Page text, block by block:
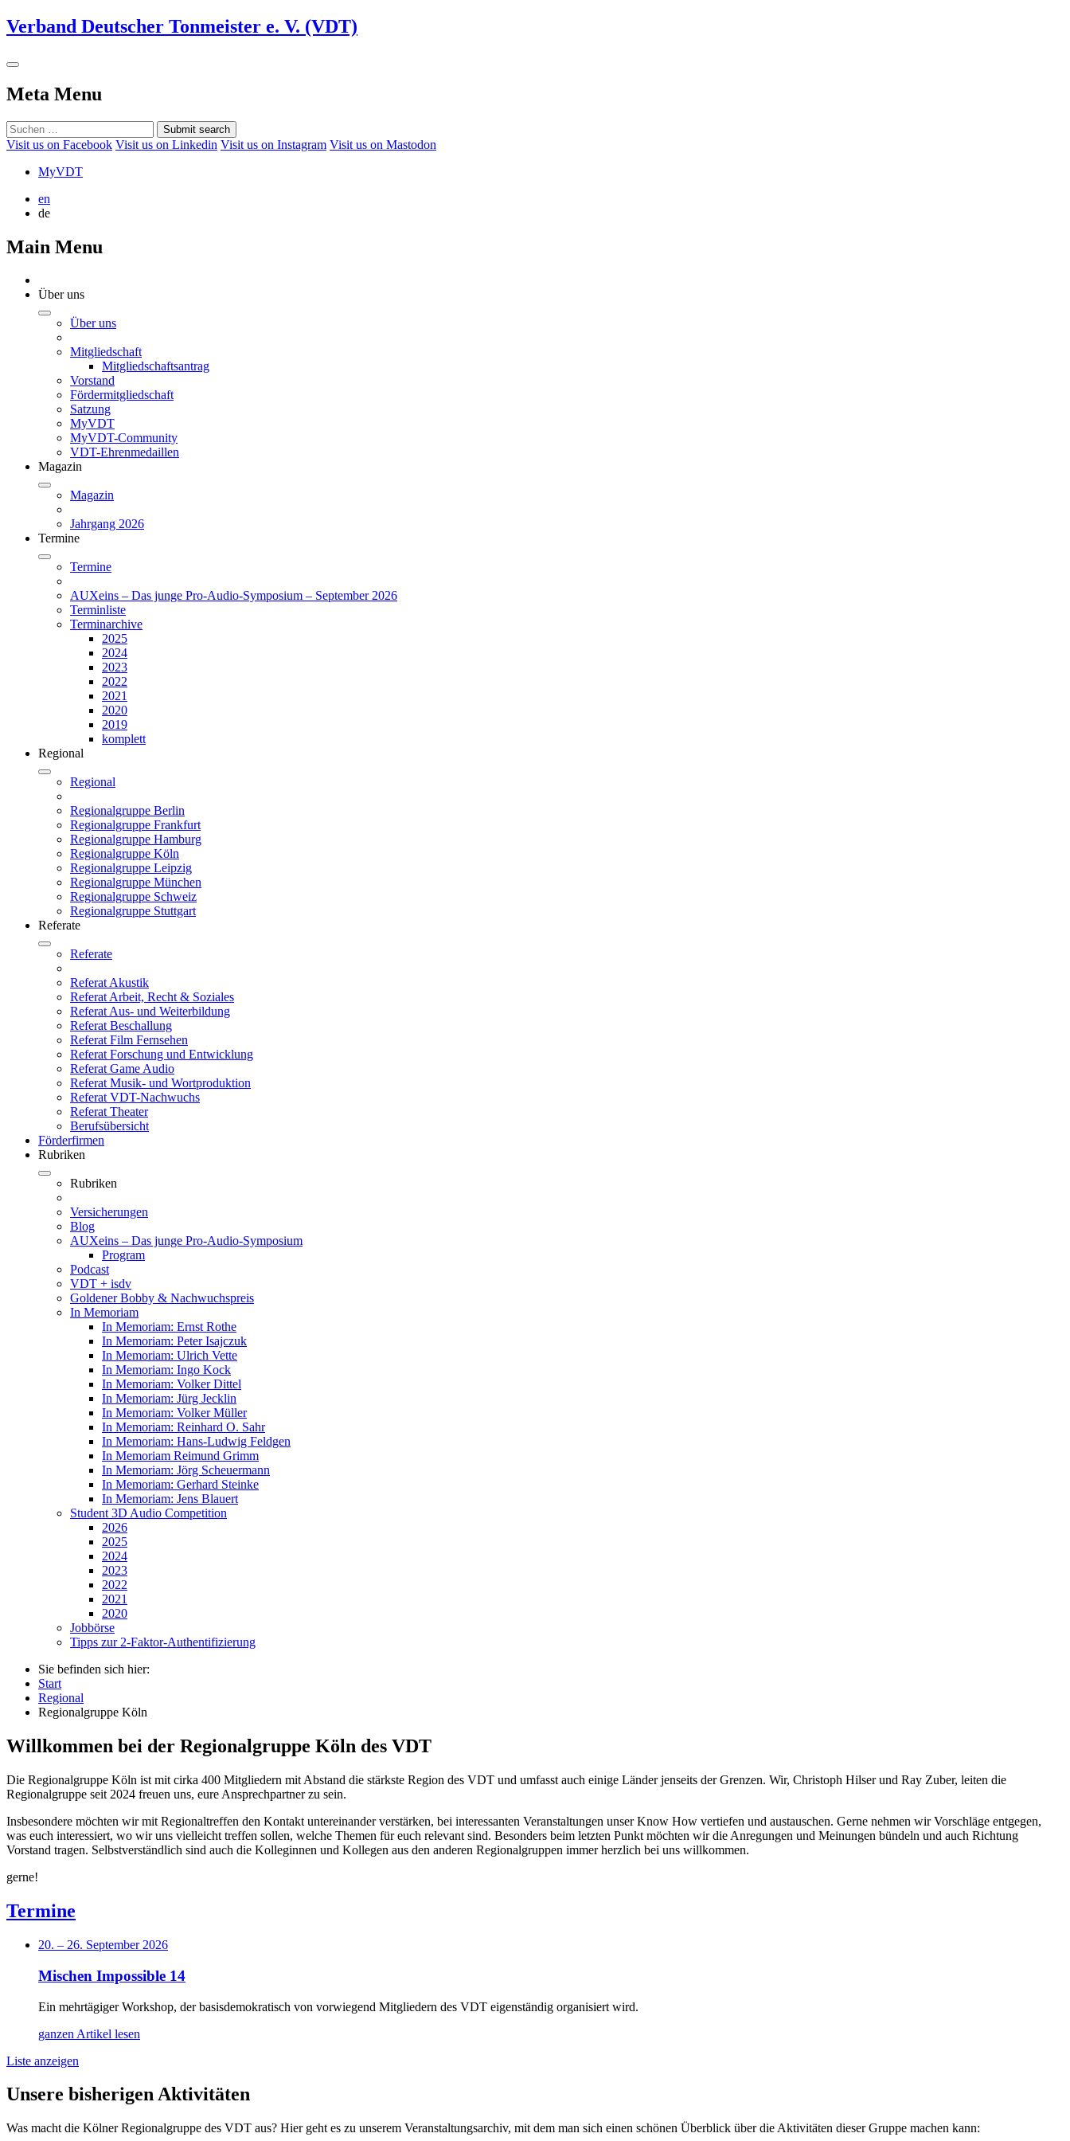
Verband Deutscher Tonmeister e. V. (VDT)
Meta Menu
Submit search
Visit us on Facebook Visit us on Linkedin Visit us on Instagram Visit us on Mastodon
MyVDT
en
de
Main Menu
Über uns
Über uns
Mitgliedschaft
Mitgliedschaftsantrag
Vorstand
Fördermitgliedschaft
Satzung
MyVDT
MyVDT-Community
VDT-Ehrenmedaillen
Magazin
Magazin
Jahrgang 2026
Termine
Termine
AUXeins – Das junge Pro-Audio-Symposium – September 2026
Terminliste
Terminarchive
2025
2024
2023
2022
2021
2020
2019
komplett
Regional
Regional
Regionalgruppe Berlin
Regionalgruppe Frankfurt
Regionalgruppe Hamburg
Regionalgruppe Köln
Regionalgruppe Leipzig
Regionalgruppe München
Regionalgruppe Schweiz
Regionalgruppe Stuttgart
Referate
Referate
Referat Akustik
Referat Arbeit, Recht & Soziales
Referat Aus- und Weiterbildung
Referat Beschallung
Referat Film Fernsehen
Referat Forschung und Entwicklung
Referat Game Audio
Referat Musik- und Wortproduktion
Referat VDT-Nachwuchs
Referat Theater
Berufsübersicht
Förderfirmen
Rubriken
Rubriken
Versicherungen
Blog
AUXeins – Das junge Pro-Audio-Symposium
Program
Podcast
VDT + isdv
Goldener Bobby & Nachwuchspreis
In Memoriam
In Memoriam: Ernst Rothe
In Memoriam: Peter Isajczuk
In Memoriam: Ulrich Vette
In Memoriam: Ingo Kock
In Memoriam: Volker Dittel
In Memoriam: Jürg Jecklin
In Memoriam: Volker Müller
In Memoriam: Reinhard O. Sahr
In Memoriam: Hans-Ludwig Feldgen
In Memoriam Reimund Grimm
In Memoriam: Jörg Scheuermann
In Memoriam: Gerhard Steinke
In Memoriam: Jens Blauert
Student 3D Audio Competition
2026
2025
2024
2023
2022
2021
2020
Jobbörse
Tipps zur 2-Faktor-Authentifizierung
Sie befinden sich hier:
Start
Regional
Regionalgruppe Köln
Willkommen bei der Regionalgruppe Köln des VDT
Die Regionalgruppe Köln ist mit cirka 400 Mitgliedern mit Abstand die stärkste Region des VDT und umfasst auch einige Länder jenseits der Grenzen. Wir, Christoph Hilser und Ray Zuber, leiten die
Regionalgruppe seit 2024 freuen uns, eure Ansprechpartner zu sein.
Insbesondere möchten wir mit Regionaltreffen den Kontakt untereinander verstärken, bei interessanten Veranstaltungen unser Know How vertiefen und austauschen. Gerne nehmen wir Vorschläge entgegen,
was euch interessiert, wo wir uns vielleicht treffen sollen, welche Themen für euch relevant sind. Besonders beim letzten Punkt möchten wir die Anregungen und Meinungen bündeln und auch Richtung
Vorstand tragen. Selbstverständlich sind auch die Kolleginnen und Kollegen aus den anderen Regionalgruppen immer herzlich bei uns willkommen.
gerne!
Termine
20. – 26. September 2026
Mischen Impossible 14
Ein mehrtägiger Workshop, der basisdemokratisch von vorwiegend Mitgliedern des VDT eigenständig organisiert wird.
ganzen Artikel lesen
Liste anzeigen
Unsere bisherigen Aktivitäten
Was macht die Kölner Regionalgruppe des VDT aus? Hier geht es zu unserem Veranstaltungsarchiv, mit dem man sich einen schönen Überblick über die Aktivitäten dieser Gruppe machen kann: